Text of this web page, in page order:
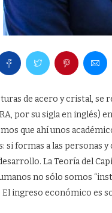
de acero y cristal, se
por su sigla en inglés)
que ahí unos
si formas a las personas
La Teoría del
no sólo somos
El ingreso económico es